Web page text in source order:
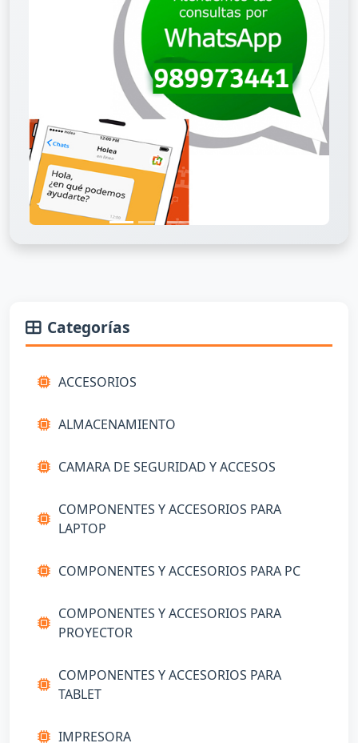
Categorías
ACCESORIOS
ALMACENAMIENTO
CAMARA DE SEGURIDAD Y ACCESOS
COMPONENTES Y ACCESORIOS PARA
LAPTOP
COMPONENTES Y ACCESORIOS PARA PC
COMPONENTES Y ACCESORIOS PARA
PROYECTOR
COMPONENTES Y ACCESORIOS PARA
TABLET
IMPRESORA